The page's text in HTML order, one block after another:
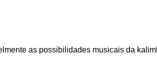
as possibilidades musicais da